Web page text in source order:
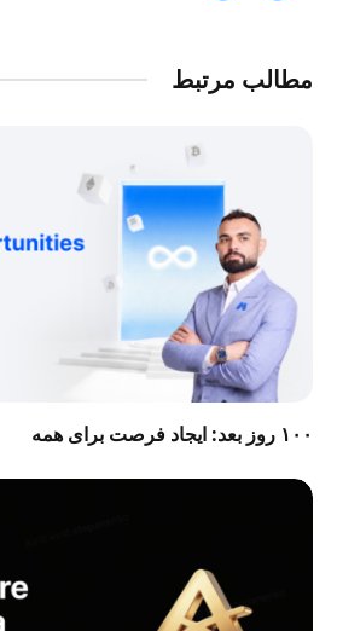
مطالب مرتبط
۱۰۰ روز بعد: ایجاد فرصت برای همه